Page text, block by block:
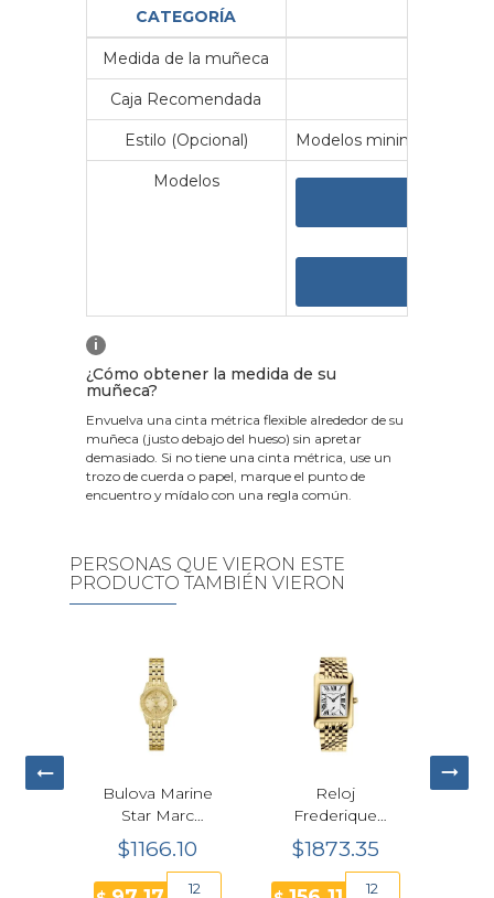
CATEGORÍA
Medida de la muñeca
Caja Recomendada
Estilo (Opcional) Modelos minimalistas y
Modelos
i
¿Cómo obtener la medida de su
muñeca?
Envuelva una cinta métrica flexible alrededor de su
muñeca (justo debajo del hueso) sin apretar
demasiado. Si no tiene una cinta métrica, use un
trozo de cuerda o papel, marque el punto de
encuentro y mídalo con una regla común.
PERSONAS QUE VIERON ESTE
PRODUCTO TAMBIÉN VIERON
Marine
12
Reloj
Frederique
Classics Carrée
Small Seconds
$1873.35
12
Reloj Certina
DS Action
Cuarzo Verde
34.5mm Mujer
C048.210.22.091.00
$745.20